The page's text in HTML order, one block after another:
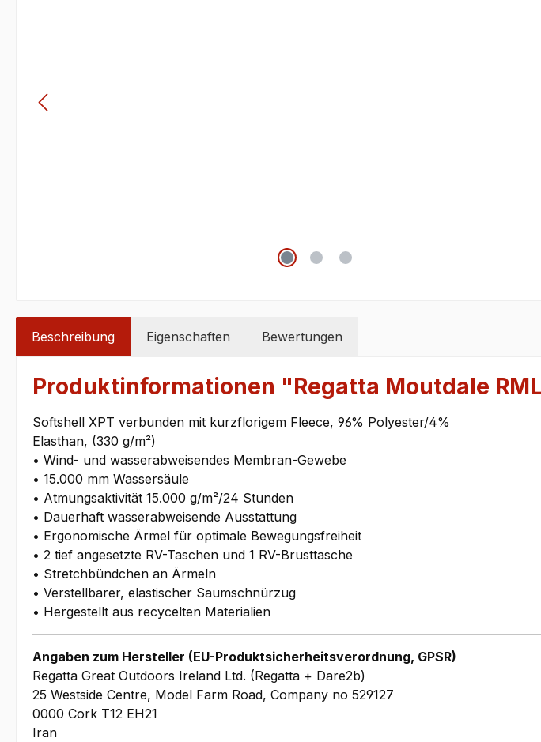
Beschreibung Eigenschaften Bewertungen
Produktinformationen "Regatta Moutdale
Softshell XPT verbunden mit kurzflorigem Fleece, 96% Polyester/4%
Elasthan, (330 g/m²)
• Wind- und wasserabweisendes Membran-Gewebe
• 15.000 mm Wassersäule
• Atmungsaktivität 15.000 g/m²/24 Stunden
• Dauerhaft wasserabweisende Ausstattung
• Ergonomische Ärmel für optimale Bewegungsfreiheit
• 2 tief angesetzte RV-Taschen und 1 RV-Brusttasche
• Stretchbündchen an Ärmeln
• Verstellbarer, elastischer Saumschnürzug
• Hergestellt aus recycelten Materialien
Angaben zum Hersteller (EU-Produktsicherheitsverordnung, GPSR)
Regatta Great Outdoors Ireland Ltd. (Regatta + Dare2b)
25 Westside Centre, Model Farm Road, Company no 529127
0000 Cork T12 EH21
Iran